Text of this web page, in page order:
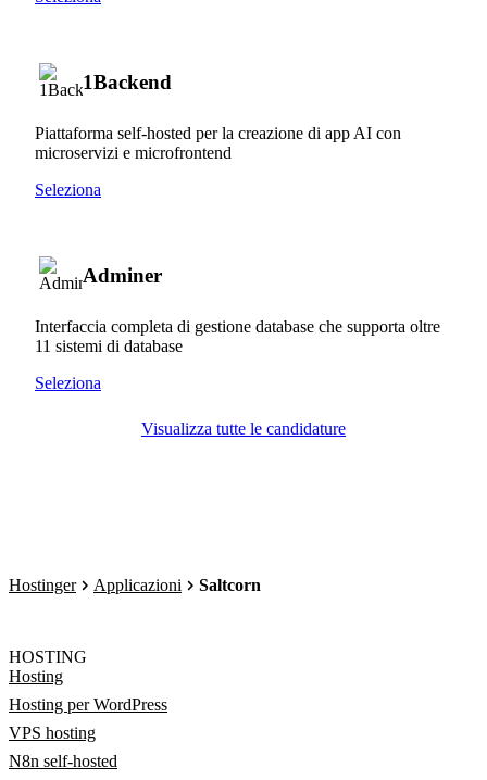
1Backend
Piattaforma self-hosted per la creazione di app AI con
microservizi e microfrontend
Seleziona
Adminer
Interfaccia completa di gestione database che supporta oltre
11 sistemi di database
Seleziona
Visualizza tutte le candidature
Hostinger Applicazioni Saltcorn
HOSTING
Hosting
Hosting per WordPress
VPS hosting
N8n self-hosted